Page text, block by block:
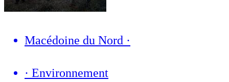
Macédoine du Nord ·
· Environnement